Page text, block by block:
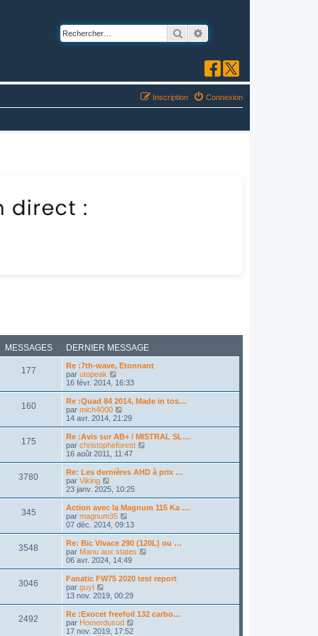
Rechercher
Connexion
Inscription
MESSAGES DERNIER MESSAGE
177
Re :7th-wave, Etonnant
par utopeak
o
n
s
u
l
e
r
l
e
d
e
n
i
e
r
m
e
s
s
a
g
e
16 févr. 2014, 16:33
160
Re :Quad 84 2014, Made in tos…
par mich4000
o
n
s
u
l
r
l
e
e
r
n
i
e
r
m
e
s
a
g
e
14 avr. 2014, 21:29
175
Re :Avis sur AB+ / MISTRAL SL…
par christopheforest
n
s
r
e
r
i
e
e
s
16 août 2011, 11:47
3780
Re: Les dernières AHD à prix …
par Viking
o
n
s
u
t
r
l
e
e
n
i
e
r
m
23 janv. 2025, 10:25
345
Action avec la Magnum 115 Ka …
par magnum35
o
n
s
u
l
e
r
l
e
e
r
07 déc. 2014, 09:13
3548
Re: Bic Vivace 290 (120L) ou …
par Manu aux states
n
s
e
r
06 avr. 2024, 14:49
3046
Fanatic FW75 2020 test report
par guyt
o
n
s
u
l
13 nov. 2019, 00:29
2492
Re :Exocet freefoil 132 carbo…
par Homerdusud
17 nov. 2019, 17:52